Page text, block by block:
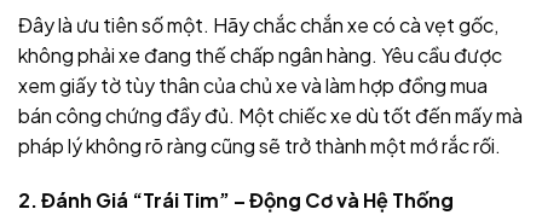
Đây là ưu tiên số một. Hãy chắc chắn xe có cà vẹt gốc,
không phải xe đang thế chấp ngân hàng. Yêu cầu được
xem giấy tờ tùy thân của chủ xe và làm hợp đồng mua
bán công chứng đầy đủ. Một chiếc xe dù tốt đến mấy mà
pháp lý không rõ ràng cũng sẽ trở thành một mớ rắc rối.
2. Đánh Giá “Trái Tim” – Động Cơ và Hệ Thống